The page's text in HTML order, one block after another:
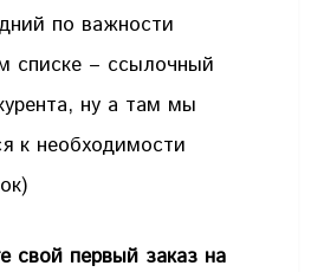
по важности
списке – ссылочный
ну а там мы
к необходимости
свой первый заказ на